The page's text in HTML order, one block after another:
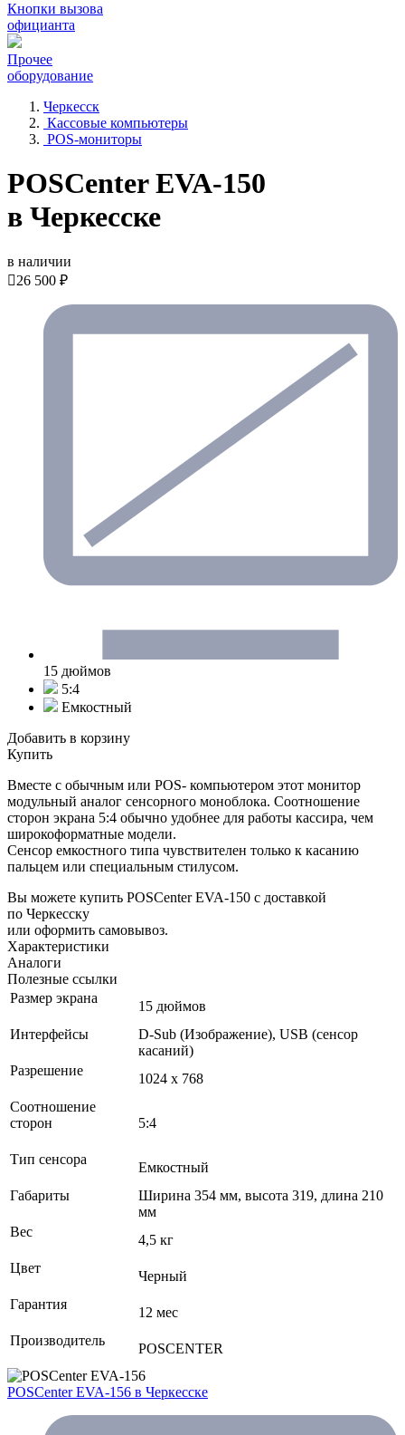
Кнопки вызова
официанта
Прочее
оборудование
Черкесск
Кассовые компьютеры
POS-мониторы
POSCenter EVA-150
в Черкесске
в наличии
26 500 ₽
15 дюймов
5:4
Емкостный
Добавить в корзину
Купить
Вместе с обычным или POS- компьютером этот монитор
модульный аналог сенсорного моноблока. Соотношение
сторон экрана 5:4 обычно удобнее для работы кассира, чем
широкоформатные модели.
Сенсор емкостного типа чувствителен только к касанию
пальцем или специальным стилусом.
Вы можете купить POSCenter EVA-150 с доставкой
по Черкесску
или оформить самовывоз.
Характеристики
Аналоги
Полезные ссылки
Размер экрана
15 дюймов
Интерфейсы
D-Sub (Изображение), USB (сенсор
касаний)
Разрешение
1024 x 768
Соотношение
сторон
5:4
Тип сенсора
Емкостный
Габариты
Ширина 354 мм, высота 319, длина 210
мм
Вес
4,5 кг
Цвет
Черный
Гарантия
12 мес
Производитель
POSCENTER
POSCenter EVA-156 в Черкесске